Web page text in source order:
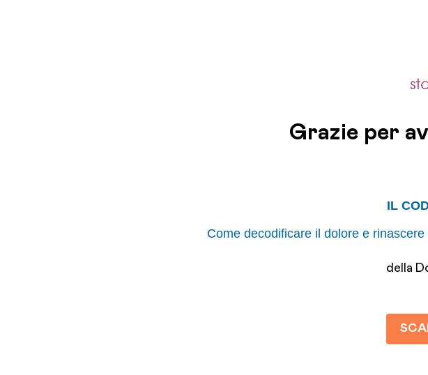
Grazie per
IL
Come decodificare il dolore e
della